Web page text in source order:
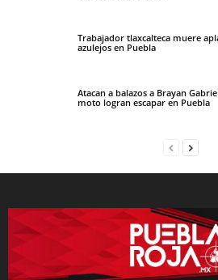
Trabajador tlaxcalteca muere
azulejos en Puebla
Atacan a balazos a Brayan
moto logran escapar en Puebla